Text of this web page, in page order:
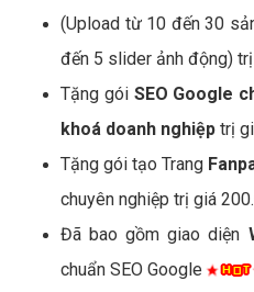
(Upload từ 10 đến 30
đến 5 slider ảnh động)
Tặng gói SEO Google
khoá doanh nghiệp trị
Tặng gói tạo Trang
chuyên nghiệp trị giá
Đã bao gồm giao diện
chuẩn SEO Google